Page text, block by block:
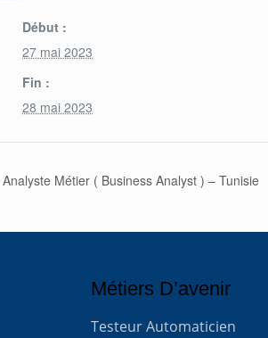
Début :
27 mai 2023
Fin :
28 mai 2023
Métier ( Business Analyst ) – Tunisie
Métiers D’avenir
Testeur Automaticien